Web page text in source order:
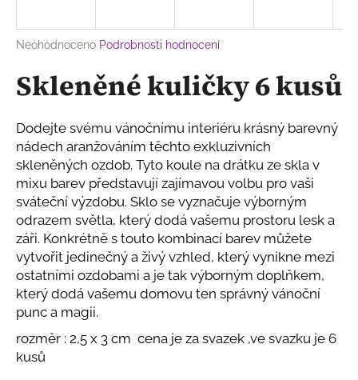
Průměrné
produktu
je
5
hvězdiček.
Neohodnoceno Podrobnosti hodnocení
Skleněné kuličky 6 kusů
Dodejte svému vánočnímu interiéru krásný barevný
nádech aranžováním těchto exkluzivních
skleněných ozdob. Tyto koule na drátku ze skla v
mixu barev představují zajímavou volbu pro vaši
sváteční výzdobu. Sklo se vyznačuje výborným
odrazem světla, který dodá vašemu prostoru lesk a
záři. Konkrétně s touto kombinací barev můžete
vytvořit jedinečný a živý vzhled, který vynikne mezi
ostatními ozdobami a je tak výborným doplňkem,
který dodá vašemu domovu ten správný vánoční
punc a magii.
rozměr : 2,5 x 3 cm cena je za svazek ,ve svazku je 6
kusů
j
t
?
HLEDAT
D
o
p
o
r
u
č